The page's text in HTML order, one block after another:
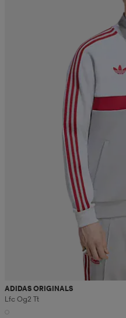
ADIDAS ORIGINALS
Lfc Og2 Tt